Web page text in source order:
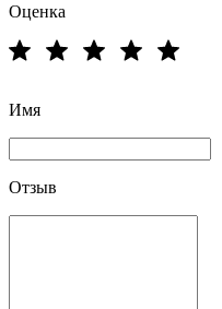
Оценка
Имя
Отзыв